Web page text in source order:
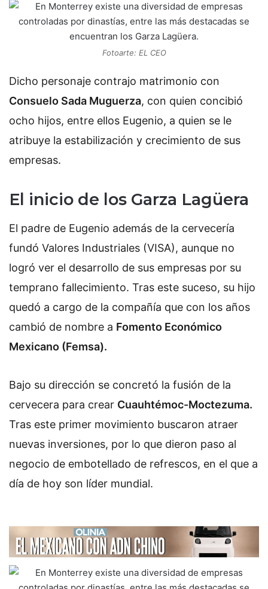
Fotoarte: EL CEO
Dicho personaje contrajo matrimonio con
Consuelo Sada Muguerza, con quien concibió
ocho hijos, entre ellos Eugenio, a quien se le
atribuye la estabilización y crecimiento de sus
empresas.
El inicio de los Garza Lagüera
El padre de Eugenio además de la cervecería
fundó Valores Industriales (VISA), aunque no
logró ver el desarrollo de sus empresas por su
temprano fallecimiento. Tras este suceso, su hijo
quedó a cargo de la compañía que con los años
cambió de nombre a Fomento Económico
Mexicano (Femsa).
Bajo su dirección se concretó la fusión de la
cervecera para crear Cuauhtémoc-Moctezuma.
Tras este primer movimiento buscaron atraer
nuevas inversiones, por lo que dieron paso al
negocio de embotellado de refrescos, en el que a
día de hoy son líder mundial.